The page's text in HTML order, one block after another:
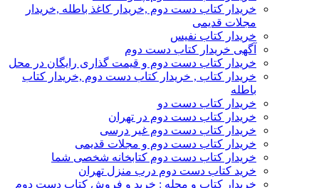
خریدار کتاب دست دوم ,خریدار کاغذ باطله ,خریدار
مجلات قدیمی
خریدار کتاب نفیس
آگهی خریدار کتاب دست دوم
خریدار کتاب دست دوم و قیمت گذاری رایگان در محل
خریدار کتاب , خریدار کتاب دست دوم ,خریدار کتاب
باطله
خریدار کتاب دست دو
خریدار کتاب دست دوم در تهران
خریدار کتاب دست دوم غیر درسی
خریدار کتاب دست دوم و مجلات قدیمی
خریدار کتاب دست دوم کتابخانه شخصی شما
خرید کتاب دست دوم درب منزل تهران
خریدار کتاب و مجله : خرید و فروش کتاب دست دوم